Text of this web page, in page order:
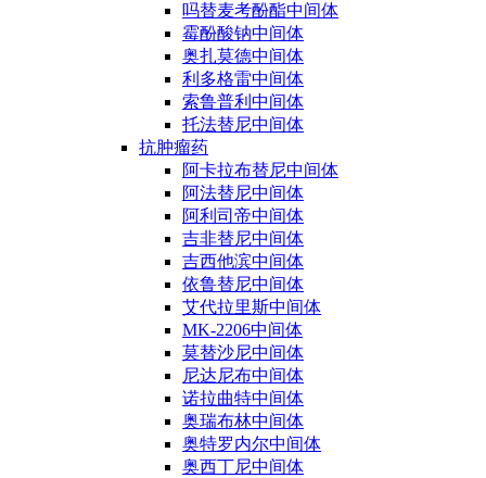
吗替麦考酚酯中间体
霉酚酸钠中间体
奥扎莫德中间体
利多格雷中间体
索鲁普利中间体
托法替尼中间体
抗肿瘤药
阿卡拉布替尼中间体
阿法替尼中间体
阿利司帝中间体
吉非替尼中间体
吉西他滨中间体
依鲁替尼中间体
艾代拉里斯中间体
MK-2206中间体
莫替沙尼中间体
尼达尼布中间体
诺拉曲特中间体
奥瑞布林中间体
奥特罗内尔中间体
奥西丁尼中间体